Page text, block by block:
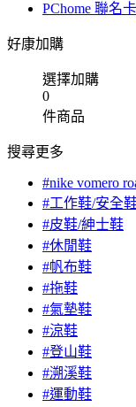
PChome 聯名
好康加購
選擇加購
0
件商品
搜尋更多
#nike vomero
#工作鞋/安全
#皮鞋/紳士鞋
#休閒鞋
#帆布鞋
#拖鞋
#氣墊鞋
#涼鞋
#登山鞋
#溯溪鞋
#運動鞋